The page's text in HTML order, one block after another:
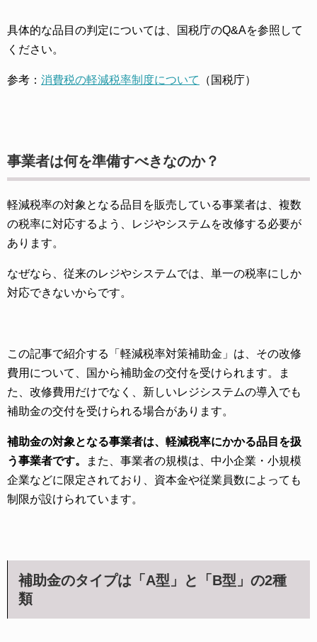
具体的な品目の判定については、国税庁のQ&Aを参照して
ください。
参考： 消費税の軽減税率制度について （国税庁）
事業者は何を準備すべきなのか？
軽減税率の対象となる品目を販売している事業者は、複数
の税率に対応するよう、レジやシステムを改修する必要が
あります。
なぜなら、従来のレジやシステムでは、単一の税率にしか
対応できないからです。
この記事で紹介する「軽減税率対策補助金」は、その改修
費用について、国から補助金の交付を受けられます。ま
た、改修費用だけでなく、新しいレジシステムの導入でも
補助金の交付を受けられる場合があります。
補助金の対象となる事業者は、軽減税率にかかる品目を扱
う事業者です。
また、事業者の規模は、中小企業・小規模
企業などに限定されており、資本金や従業員数によっても
制限が設けられています。
補助金のタイプは「A型」と「B型」の2種
類